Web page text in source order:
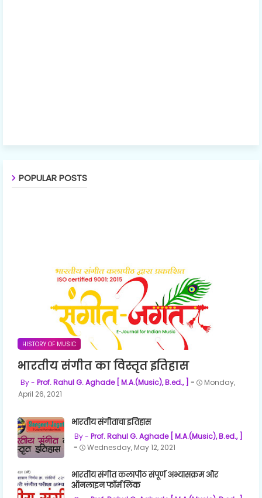
POPULAR POSTS
HISTORY OF MUSIC
भारतीय संगीत का विस्तृत इतिहास
Prof. Rahul G. Aghade [ M.A.(Music), B.ed., ]
Monday,
April 26, 2021
भारतीय संगीताचा इतिहास
Prof. Rahul G. Aghade [ M.A.(Music), B.ed., ]
Wednesday, May 12, 2021
भारतीय संगीत कलापीठ संपूर्ण अभ्यासक्रम और
ऑनलाइन फॉर्म लिंक